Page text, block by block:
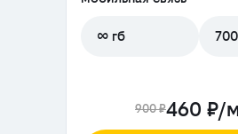
∞ гб
900 ₽460 ₽/